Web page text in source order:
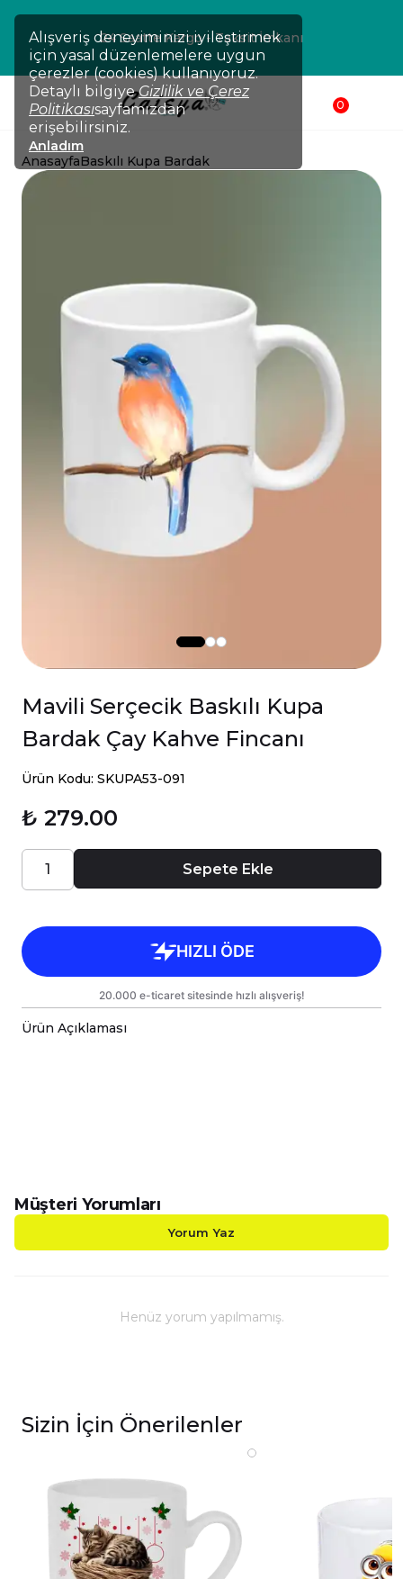
Alışveriş deneyiminizi iyileştirmek
için yasal düzenlemelere uygun
çerezler (cookies) kullanıyoruz.
Detaylı bilgiye Gizlilik ve Çerez
Politikasısayfamızdan
erişebilirsiniz.
Anladım
24 Saatte Kargo - Taksit İmkanı
0
AnasayfaBaskılı Kupa Bardak
Mavili Serçecik Baskılı Kupa
Bardak Çay Kahve Fincanı
Ürün Kodu: SKUPA53-091
₺ 279.00
Sepete Ekle
Ürün Açıklaması
Müşteri Yorumları
Yorum Yaz
Henüz yorum yapılmamış.
Sizin İçin Önerilenler